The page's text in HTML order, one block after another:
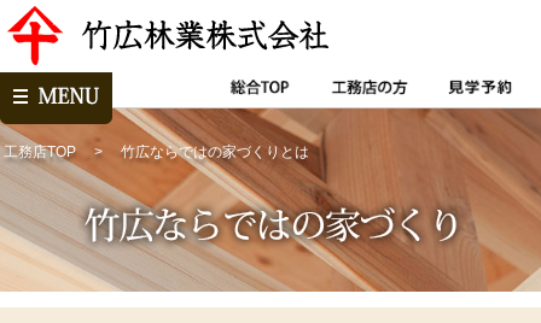
工務店TOP 竹広ならではの家づくりとは